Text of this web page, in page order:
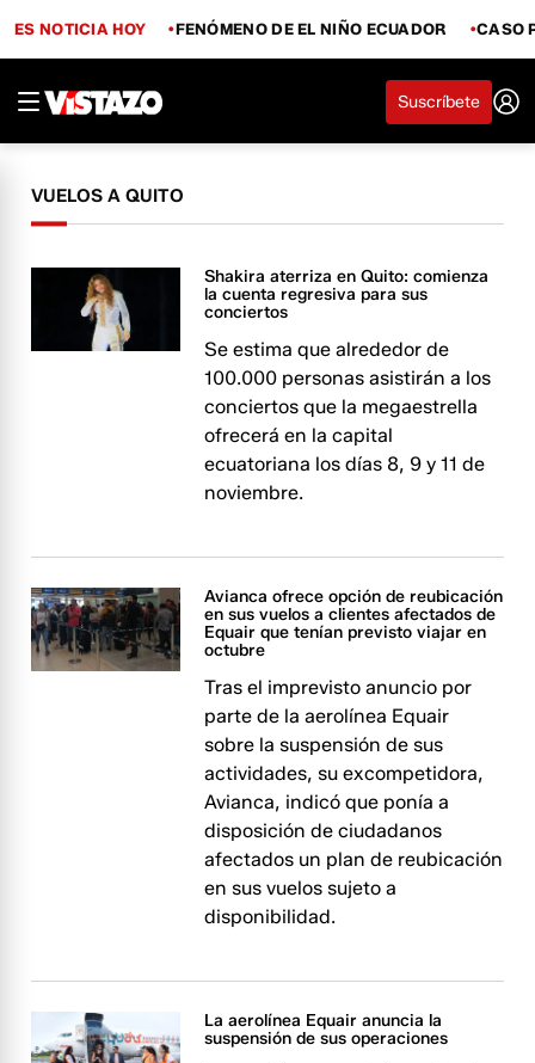
ES NOTICIA HOY FENÓMENO DE EL NIÑO ECUADOR CASO
Suscríbete
VUELOS A QUITO
Shakira aterriza en Quito: comienza
la cuenta regresiva para sus
conciertos
Se estima que alrededor de
100.000 personas asistirán a los
conciertos que la megaestrella
ofrecerá en la capital
ecuatoriana los días 8, 9 y 11 de
noviembre.
Avianca ofrece opción de reubicación
en sus vuelos a clientes afectados de
Equair que tenían previsto viajar en
octubre
Tras el imprevisto anuncio por
parte de la aerolínea Equair
sobre la suspensión de sus
actividades, su excompetidora,
Avianca, indicó que ponía a
disposición de ciudadanos
afectados un plan de reubicación
en sus vuelos sujeto a
disponibilidad.
La aerolínea Equair anuncia la
suspensión de sus operaciones